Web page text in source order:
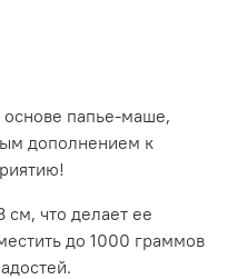
основе папье-маше,
дополнением к
см, что делает ее
до 1000 граммов